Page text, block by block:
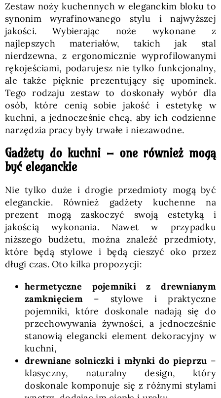
Zestaw noży kuchennych w eleganckim bloku to
synonim wyrafinowanego stylu i najwyższej
jakości. Wybierając noże wykonane z
najlepszych materiałów, takich jak stal
nierdzewna, z ergonomicznie wyprofilowanymi
rękojeściami, podarujesz nie tylko funkcjonalny,
ale także pięknie prezentujący się upominek.
Tego rodzaju zestaw to doskonały wybór dla
osób, które cenią sobie jakość i estetykę w
kuchni, a jednocześnie chcą, aby ich codzienne
narzędzia pracy były trwałe i niezawodne.
Gadżety do kuchni – one również mogą
być eleganckie
Nie tylko duże i drogie przedmioty mogą być
eleganckie. Również gadżety kuchenne na
prezent mogą zaskoczyć swoją estetyką i
jakością wykonania. Nawet w przypadku
niższego budżetu, można znaleźć przedmioty,
które będą stylowe i będą cieszyć oko przez
długi czas. Oto kilka propozycji:
hermetyczne pojemniki z drewnianym
zamknięciem– stylowe i praktyczne
pojemniki, które doskonale nadają się do
przechowywania żywności, a jednocześnie
stanowią elegancki element dekoracyjny w
kuchni,
drewniane solniczki i młynki do pieprzu –
klasyczny, naturalny design, który
doskonale komponuje się z różnymi stylami